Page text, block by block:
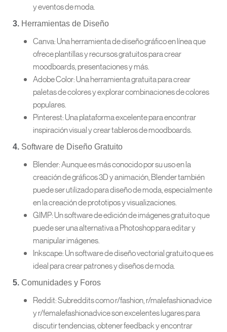
y eventos de moda.
3. Herramientas de Diseño
Canva: Una herramienta de diseño gráfico en línea que
ofrece plantillas y recursos gratuitos para crear
moodboards, presentaciones y más.
Adobe Color: Una herramienta gratuita para crear
paletas de colores y explorar combinaciones de colores
populares.
Pinterest: Una plataforma excelente para encontrar
inspiración visual y crear tableros de moodboards.
4. Software de Diseño Gratuito
Blender: Aunque es más conocido por su uso en la
creación de gráficos 3D y animación, Blender también
puede ser utilizado para diseño de moda, especialmente
en la creación de prototipos y visualizaciones.
GIMP: Un software de edición de imágenes gratuito que
puede ser una alternativa a Photoshop para editar y
manipular imágenes.
Inkscape: Un software de diseño vectorial gratuito que es
ideal para crear patrones y diseños de moda.
5. Comunidades y Foros
Reddit: Subreddits como r/fashion, r/malefashionadvice
y r/femalefashionadvice son excelentes lugares para
discutir tendencias, obtener feedback y encontrar